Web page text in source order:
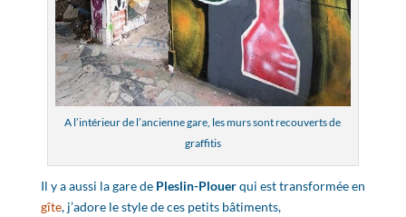
A l’intérieur de l’ancienne gare, les murs sont recouverts de
graffitis
Il y a aussi la gare de Pleslin-Plouerqui est transformée en
gîte, j’adore le style de ces petits bâtiments,